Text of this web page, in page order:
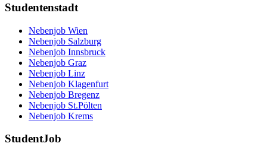
Studentenstadt
Nebenjob Wien
Nebenjob Salzburg
Nebenjob Innsbruck
Nebenjob Graz
Nebenjob Linz
Nebenjob Klagenfurt
Nebenjob Bregenz
Nebenjob St.Pölten
Nebenjob Krems
StudentJob